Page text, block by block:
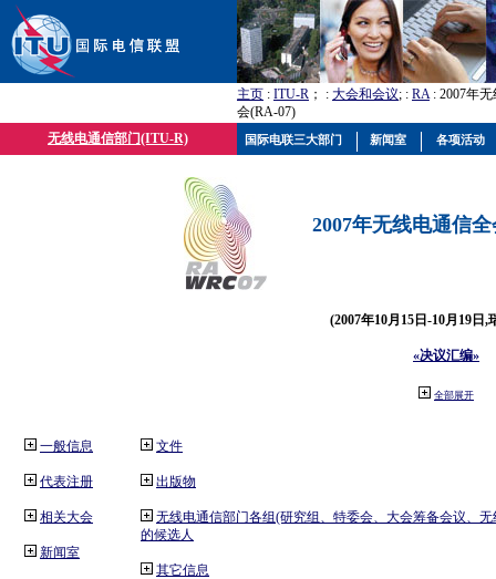
主页 : ITU-R ； : 大会和会议; : RA: 2007年
会(RA-07)
无线电通信部门(ITU-R)
2007年无线电通信
(2007年10月15日-10月19日,
«决议汇编»
全部展开
一般信息
代表注册
相关大会
新闻室
文件
出版物
无线电通信部门各组(研究组、特委会、大会筹备会议、
的候选人
其它信息
国际电联三大部门 新闻室 各项活动